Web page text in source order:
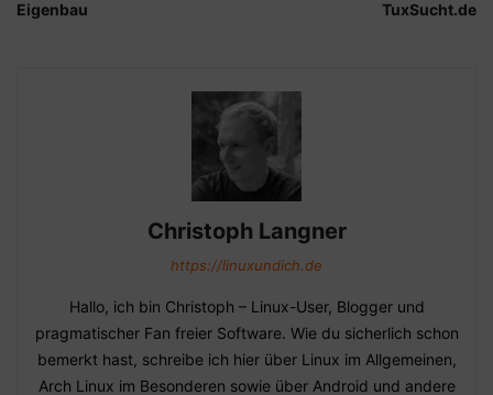
Eigenbau
TuxSucht.de
Christoph Langner
https://linuxundich.de
Hallo, ich bin Christoph – Linux-User, Blogger und
pragmatischer Fan freier Software. Wie du sicherlich schon
bemerkt hast, schreibe ich hier über Linux im Allgemeinen,
Arch Linux im Besonderen sowie über Android und andere